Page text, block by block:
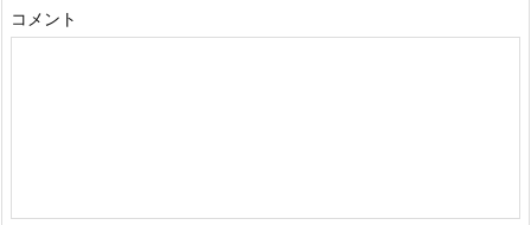
コメント